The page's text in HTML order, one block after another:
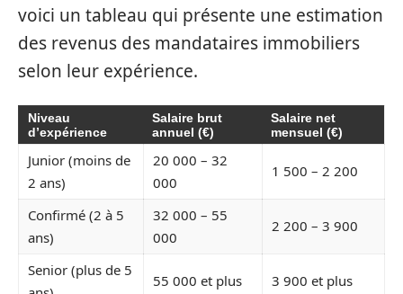
voici un tableau qui présente une estimation
des revenus des mandataires immobiliers
selon leur expérience.
Niveau
d’expérience
Salaire brut
annuel (€)
Salaire net
mensuel (€)
Junior (moins de
2 ans)
20 000 – 32
000
1 500 – 2 200
Confirmé (2 à 5
ans)
32 000 – 55
000
2 200 – 3 900
Senior (plus de 5
55 000 et plus 3 900 et plus